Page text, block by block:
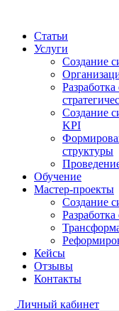
Статьи
Услуги
Создание
Создание
KPI
структуры
Обучение
Мастер-проекты
Создание
Кейсы
Отзывы
Контакты
Личный кабинет